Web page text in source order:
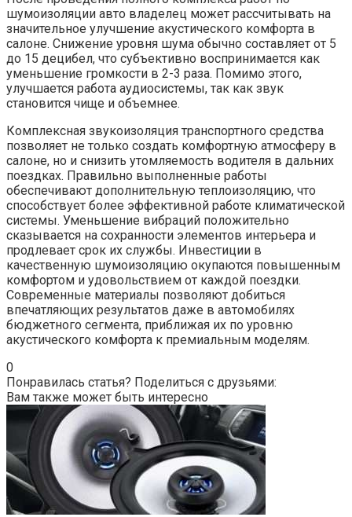
шумоизоляции авто владелец может рассчитывать на
значительное улучшение акустического комфорта в
салоне. Снижение уровня шума обычно составляет от 5
до 15 децибел, что субъективно воспринимается как
уменьшение громкости в 2-3 раза. Помимо этого,
улучшается работа аудиосистемы, так как звук
становится чище и объемнее.
Комплексная звукоизоляция транспортного средства
позволяет не только создать комфортную атмосферу в
салоне, но и снизить утомляемость водителя в дальних
поездках. Правильно выполненные работы
обеспечивают дополнительную теплоизоляцию, что
способствует более эффективной работе климатической
системы. Уменьшение вибраций положительно
сказывается на сохранности элементов интерьера и
продлевает срок их службы. Инвестиции в
качественную шумоизоляцию окупаются повышенным
комфортом и удовольствием от каждой поездки.
Современные материалы позволяют добиться
впечатляющих результатов даже в автомобилях
бюджетного сегмента, приближая их по уровню
акустического комфорта к премиальным моделям.
0
Понравилась статья? Поделиться с друзьями:
Вам также может быть интересно